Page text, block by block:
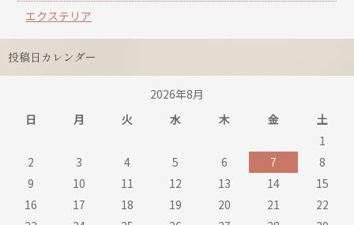
エクステリア
投稿日カレンダー
2026年8月
日
月 火 水 木 金
土
1
2
3 4 5 6 7
8
9
10 11 12 13 14
15
16
17 18 19 20 21
22